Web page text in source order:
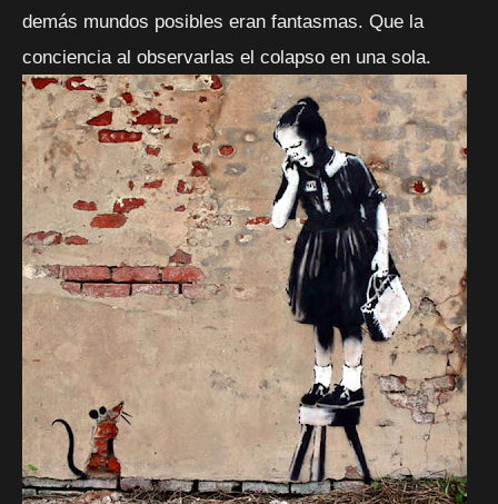
demás mundos posibles eran fantasmas. Que la
conciencia al observarlas el colapso en una sola.